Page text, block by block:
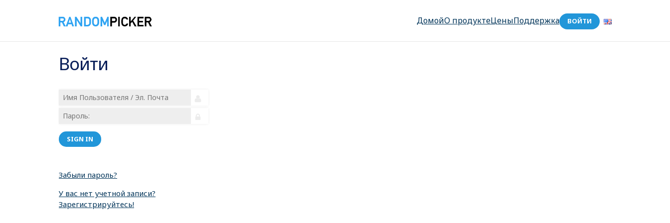
ДомойО продуктеЦеныПоддержка ВОЙТИ
Войти
SIGN IN
Забыли пароль?
У вас нет учетной записи?
Зарегистрируйтесь!